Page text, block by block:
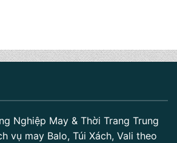
Nghiệp May & Thời Trang Trung
vụ may Balo, Túi Xách, Vali theo